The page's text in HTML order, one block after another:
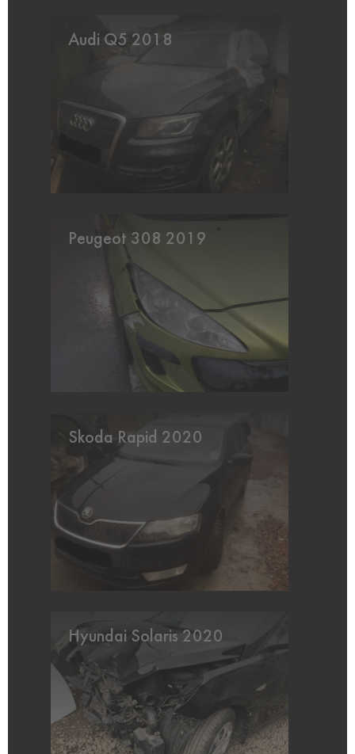
Audi Q5 2018
Peugeot 308 2019
Skoda Rapid 2020
Hyundai Solaris 2020